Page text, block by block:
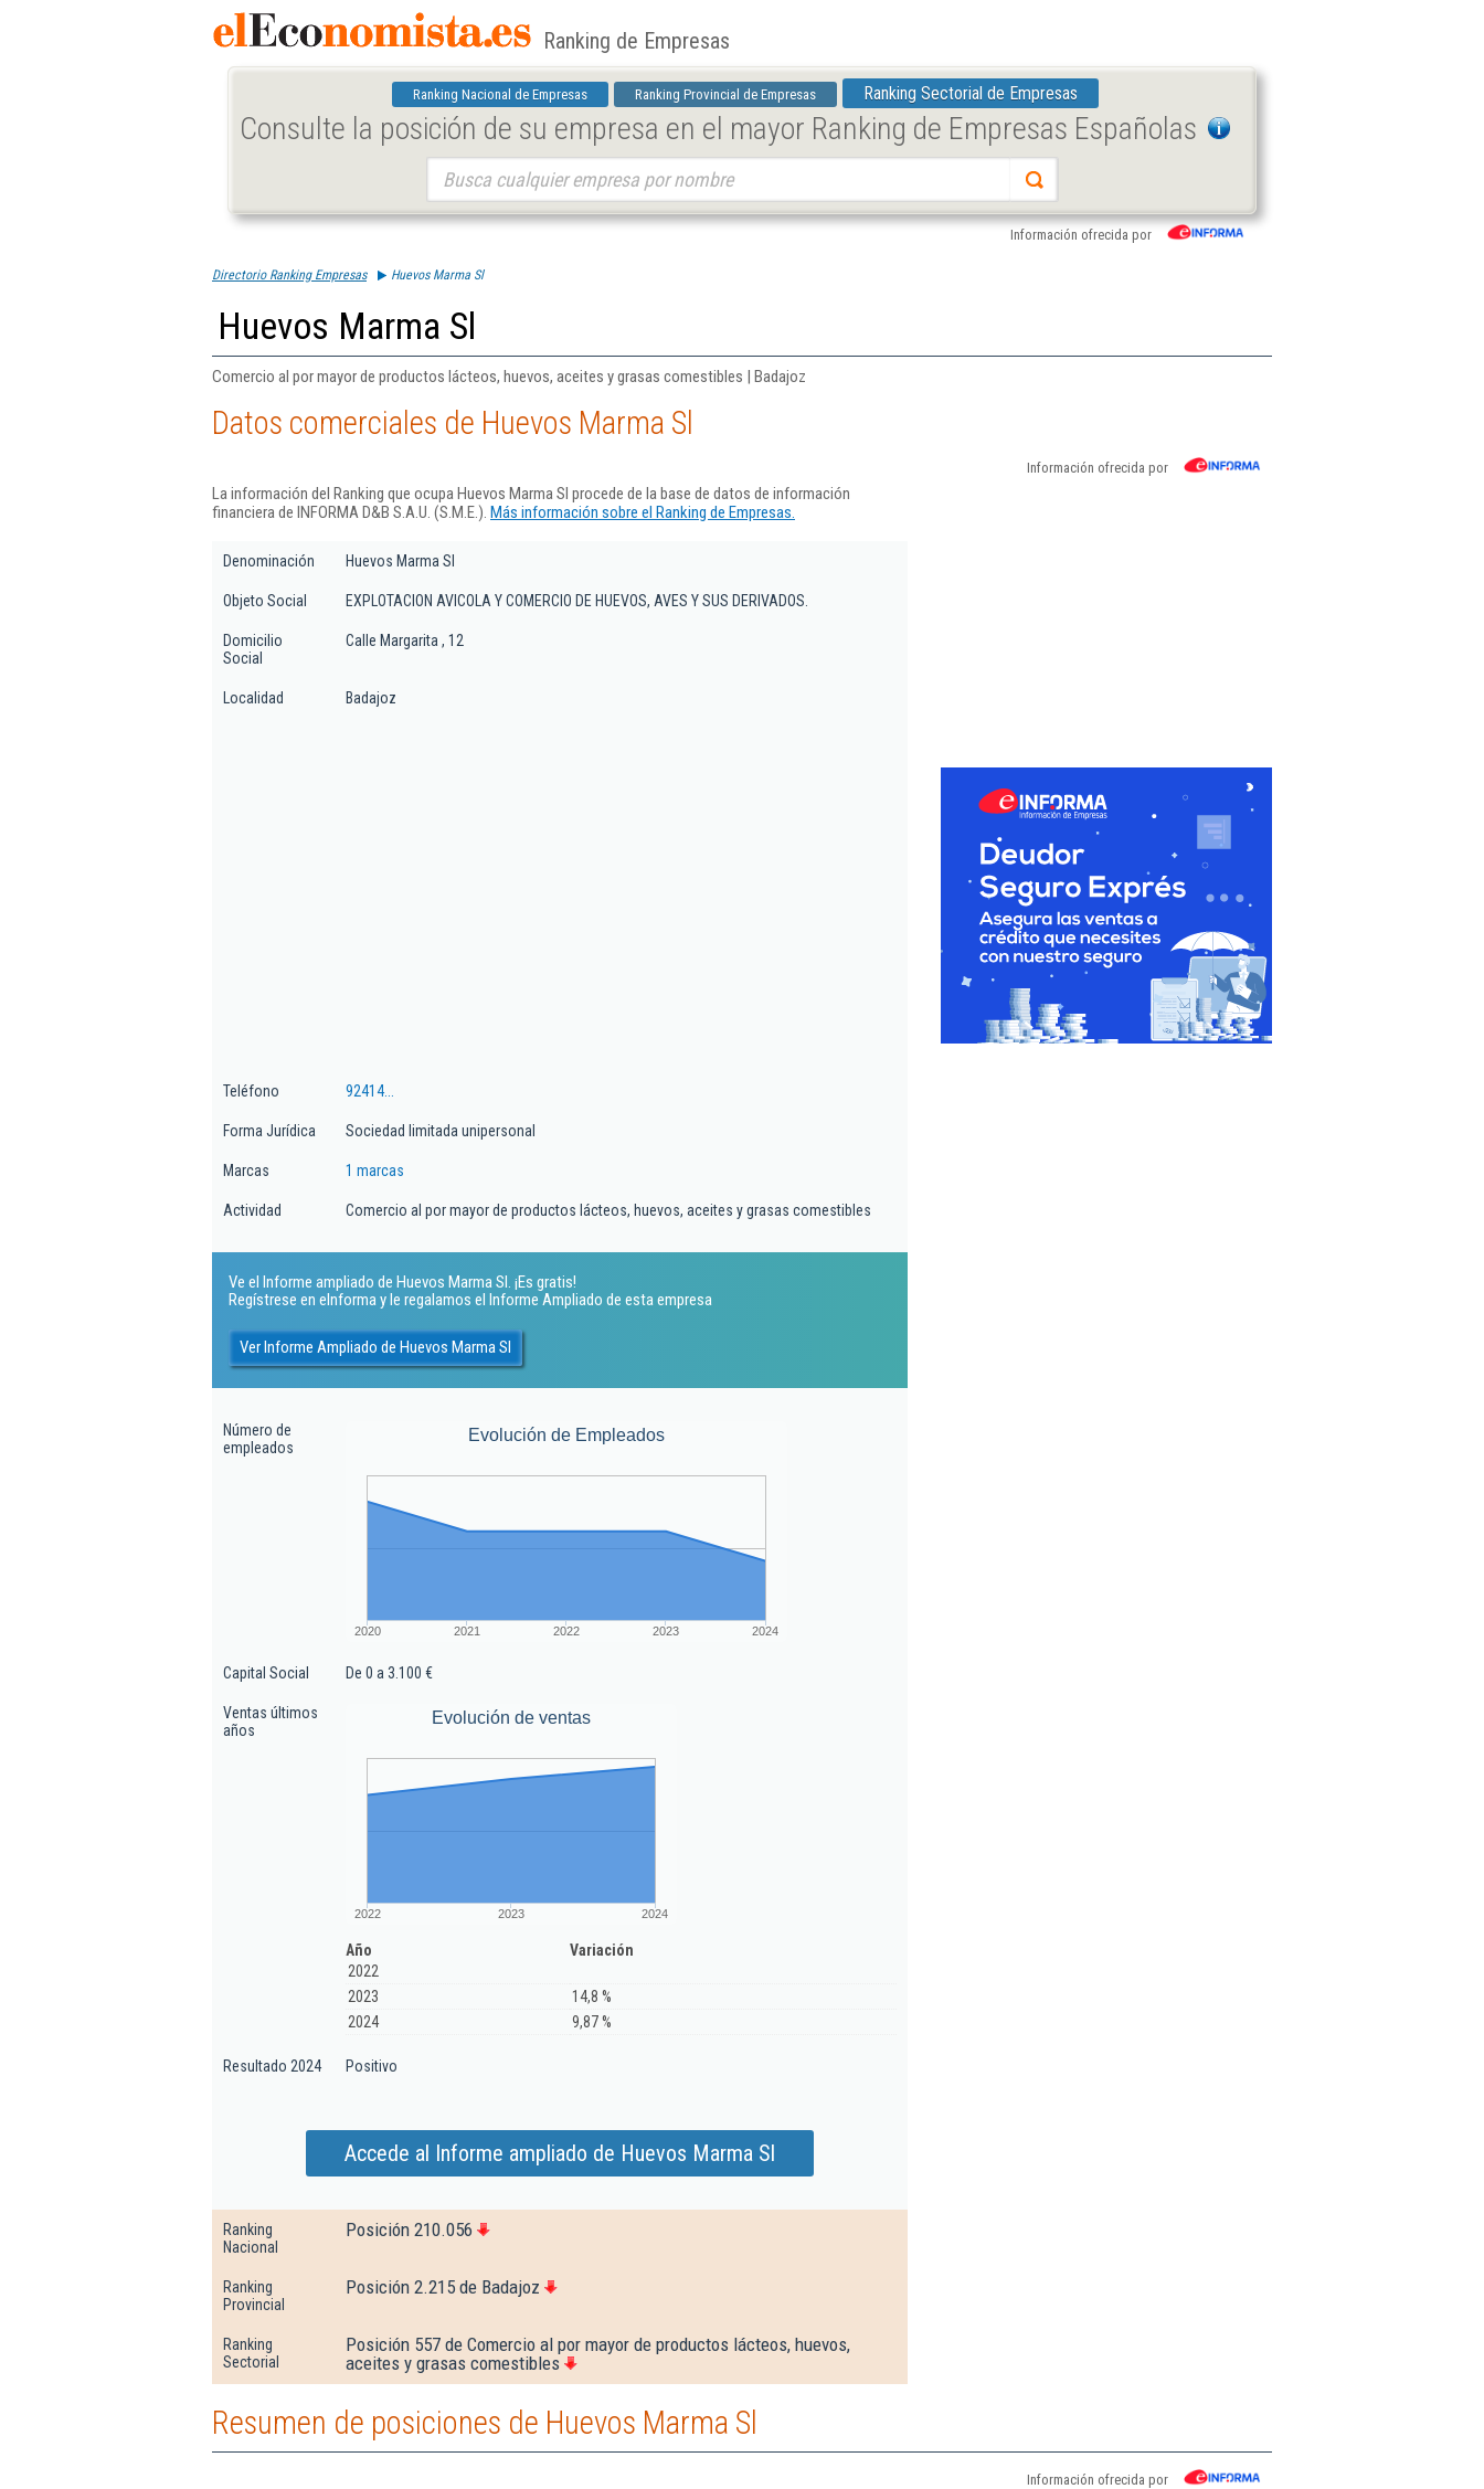
Ranking de Empresas
Ranking Nacional de Empresas Ranking Provincial de Empresas Ranking Sectorial de Empresas
Consulte la posición de su empresa en el mayor Ranking de Empresas Españolas
Información ofrecida por
Directorio Ranking Empresas Huevos Marma Sl
Huevos Marma Sl
Comercio al por mayor de productos lácteos, huevos, aceites y grasas comestibles | Badajoz
Datos comerciales de Huevos Marma Sl
Información ofrecida por
La información del Ranking que ocupa Huevos Marma Sl procede de la base de datos de información
financiera de INFORMA D&B S.A.U. (S.M.E.). Más información sobre el Ranking de Empresas.
Denominación Huevos Marma Sl
Objeto Social EXPLOTACION AVICOLA Y COMERCIO DE HUEVOS, AVES Y SUS DERIVADOS.
Domicilio
Social
Calle Margarita , 12
Localidad Badajoz
Teléfono 92414...
Forma Jurídica Sociedad limitada unipersonal
Marcas 1 marcas
Actividad Comercio al por mayor de productos lácteos, huevos, aceites y grasas comestibles
Ve el Informe ampliado de Huevos Marma Sl. ¡Es gratis!
Regístrese en eInforma y le regalamos el Informe Ampliado de esta empresa
Ver Informe Ampliado de Huevos Marma Sl
Número de
empleados
Evolución de Empleados
2020 2021 2022 2023 2024
Capital Social De 0 a 3.100 €
Ventas últimos
años
Evolución de ventas
2022 2023 2024
Año
Variación
2022
2023
14,8 %
2024
9,87 %
Resultado 2024 Positivo
Accede al Informe ampliado de Huevos Marma Sl
Ranking
Nacional
Posición 210.056
Ranking
Provincial
Posición 2.215 de Badajoz
Ranking
Sectorial
Posición 557 de Comercio al por mayor de productos lácteos, huevos,
aceites y grasas comestibles
Resumen de posiciones de Huevos Marma Sl
Información ofrecida por